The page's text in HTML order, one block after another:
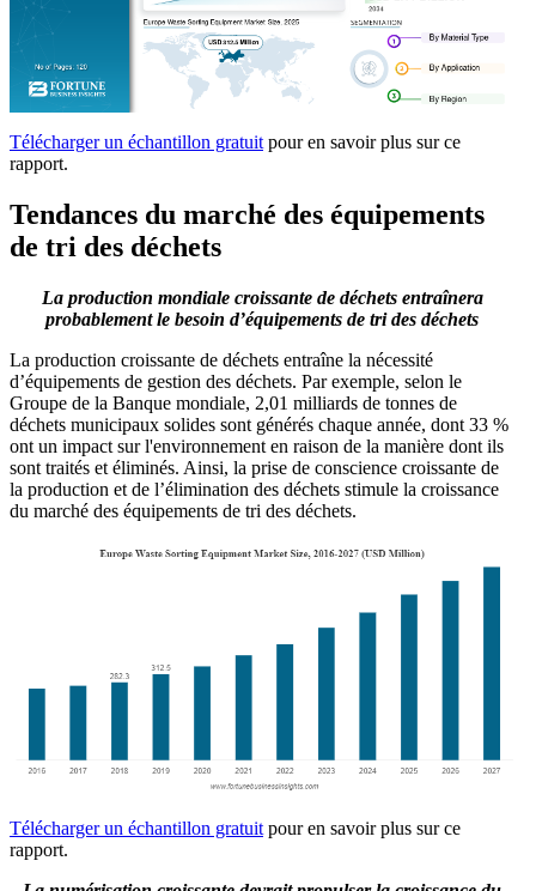
Télécharger un échantillon gratuit pour en savoir plus sur ce
rapport.
Tendances du marché des équipements
de tri des déchets
La production mondiale croissante de déchets entraînera
probablement le besoin d’équipements de tri des déchets
La production croissante de déchets entraîne la nécessité
d’équipements de gestion des déchets. Par exemple, selon le
Groupe de la Banque mondiale, 2,01 milliards de tonnes de
déchets municipaux solides sont générés chaque année, dont 33 %
ont un impact sur l'environnement en raison de la manière dont ils
sont traités et éliminés. Ainsi, la prise de conscience croissante de
la production et de l’élimination des déchets stimule la croissance
du marché des équipements de tri des déchets.
Télécharger un échantillon gratuit pour en savoir plus sur ce
rapport.